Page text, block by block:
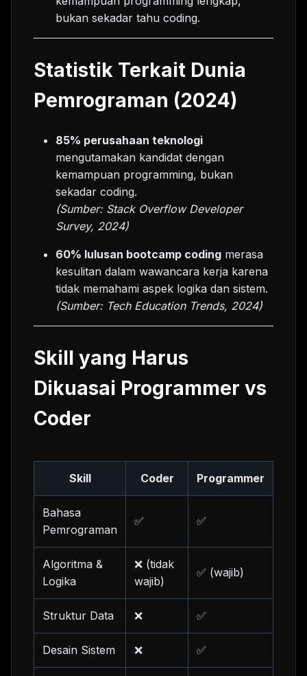
bukan sekadar tahu coding.
Statistik Terkait Dunia
Pemrograman (2024)
85% perusahaan teknologi
mengutamakan kandidat dengan
kemampuan programming, bukan
sekadar coding.
(Sumber: Stack Overflow Developer
Survey, 2024)
60% lulusan bootcamp coding merasa
kesulitan dalam wawancara kerja karena
tidak memahami aspek logika dan sistem.
(Sumber: Tech Education Trends, 2024)
Skill yang Harus
Dikuasai Programmer vs
Coder
Skill Coder Programmer
Bahasa
Pemrograman
✅ ✅
Algoritma &
Logika
❌ (tidak
wajib)
✅ (wajib)
Struktur Data ❌ ✅
Desain Sistem ❌ ✅